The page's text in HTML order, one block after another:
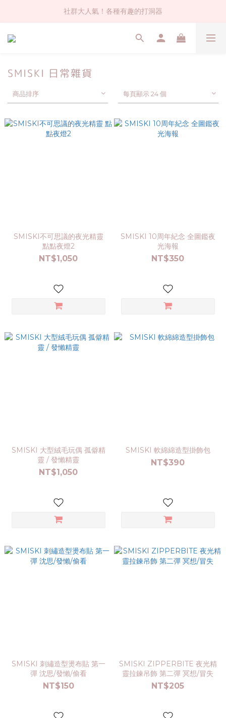
社群大人氣！各種有趣的打洞器
社群大人氣！各種有趣的打洞器
超值$59人氣日本製貼紙！還不買爆
社群大人氣！各種有趣的打洞器
SMISKI 日常雜貨
商品排序 每頁顯示 24 個
SMISKI不可思議的夜光精靈
點點夜燈2
NT$1,050
SMISKI 10周年紀念 全圖鑑夜
光海報
NT$350
SMISKI 大型絨毛玩偶 孤僻精
靈 / 發懶精靈
NT$1,050
SMISKI 軟綿綿造型掛飾包
NT$390
SMISKI 刺繡造型燙布貼 第一
彈 沈思/發懶/偷看
NT$150
SMISKI ZIPPERBITE 夜光精
靈拉鍊吊飾 第二彈 冥想/冒失
NT$205